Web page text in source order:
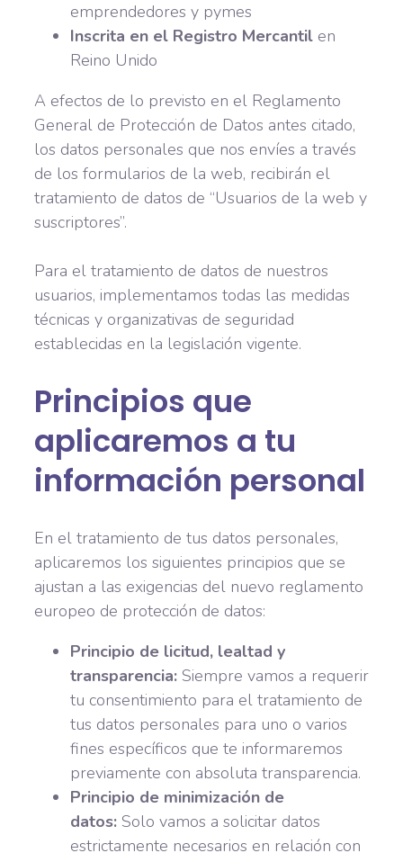
emprendedores y pymes
Inscrita en el Registro Mercantil en
Reino Unido
A efectos de lo previsto en el Reglamento
General de Protección de Datos antes citado,
los datos personales que nos envíes a través
de los formularios de la web, recibirán el
tratamiento de datos de “Usuarios de la web y
suscriptores”.
Para el tratamiento de datos de nuestros
usuarios, implementamos todas las medidas
técnicas y organizativas de seguridad
establecidas en la legislación vigente.
Principios que
aplicaremos a tu
información personal
En el tratamiento de tus datos personales,
aplicaremos los siguientes principios que se
ajustan a las exigencias del nuevo reglamento
europeo de protección de datos:
Principio de licitud, lealtad y
transparencia: Siempre vamos a requerir
tu consentimiento para el tratamiento de
tus datos personales para uno o varios
fines específicos que te informaremos
previamente con absoluta transparencia.
Principio de minimización de
datos: Solo vamos a solicitar datos
estrictamente necesarios en relación con